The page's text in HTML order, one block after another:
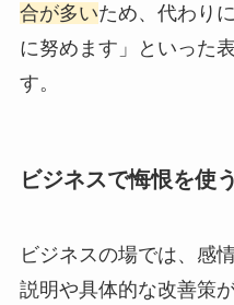
合が多いため、代わり
に努めます」といった
す。
ビジネスで悔恨を使
ビジネスの場では、感
説明や具体的な改善策